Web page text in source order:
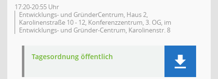
17:20-20:55 Uhr
Entwicklungs- und GründerCentrum, Haus 2,
Karolinenstraße 10 - 12, Konferenzzentrum, 3. OG, im
Entwicklungs- und Gründer-Centrum, Karolinenstr. 8
Tagesordnung öffentlich